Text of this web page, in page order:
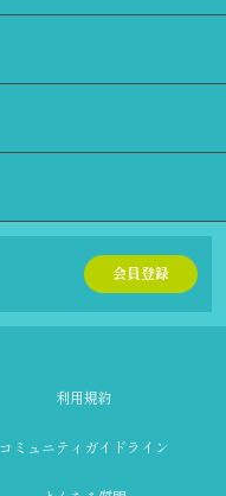
会員登録
利用規約
コミュニティガイドライン